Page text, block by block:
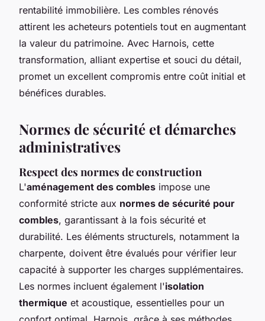
rentabilité immobilière. Les combles rénovés
attirent les acheteurs potentiels tout en augmentant
la valeur du patrimoine. Avec Harnois, cette
transformation, alliant expertise et souci du détail,
promet un excellent compromis entre coût initial et
bénéfices durables.
Normes de sécurité et démarches
administratives
Respect des normes de construction
L'aménagement des combles impose une
conformité stricte aux normes de sécurité pour
combles, garantissant à la fois sécurité et
durabilité. Les éléments structurels, notamment la
charpente, doivent être évalués pour vérifier leur
capacité à supporter les charges supplémentaires.
Les normes incluent également l'isolation
thermique et acoustique, essentielles pour un